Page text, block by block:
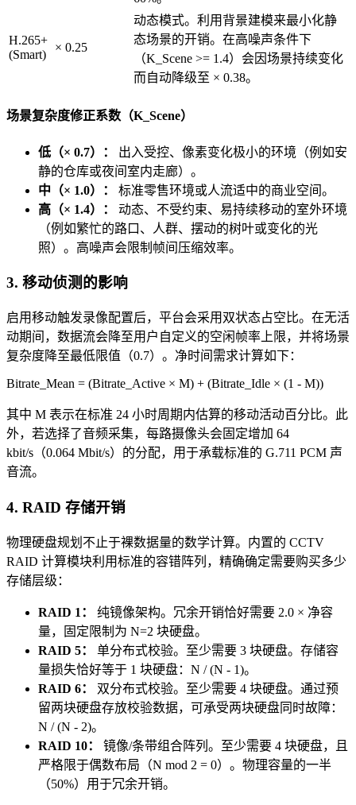
H.265+
(Smart)
× 0.25
动态模式。利用背景建模来最小化静
态场景的开销。在高噪声条件下
（K_Scene >= 1.4）会因场景持续变化
而自动降级至 × 0.38。
场景复杂度修正系数（K_Scene）
低（× 0.7）：
出入受控、像素变化极小的环境（例如安
静的仓库或夜间室内走廊）。
中（× 1.0）：
标准零售环境或人流适中的商业空间。
高（× 1.4）：
动态、不受约束、易持续移动的室外环境
（例如繁忙的路口、人群、摆动的树叶或变化的光
照）。高噪声会限制帧间压缩效率。
3. 移动侦测的影响
启用移动触发录像配置后，平台会采用双状态占空比。在无活
动期间，数据流会降至用户自定义的空闲帧率上限，并将场景
复杂度降至最低限值（0.7）。净时间需求计算如下：
Bitrate_Mean = (Bitrate_Active × M) + (Bitrate_Idle × (1 - M))
其中 M 表示在标准 24 小时周期内估算的移动活动百分比。此
外，若选择了音频采集，每路摄像头会固定增加 64
kbit/s（0.064 Mbit/s）的分配，用于承载标准的 G.711 PCM 声
音流。
4. RAID 存储开销
物理硬盘规划不止于裸数据量的数学计算。内置的 CCTV
RAID 计算模块利用标准的容错阵列，精确确定需要购买多少
存储层级：
RAID 1：
纯镜像架构。冗余开销恰好需要 2.0 × 净容
量，固定限制为 N=2 块硬盘。
RAID 5：
单分布式校验。至少需要 3 块硬盘。存储容
量损失恰好等于 1 块硬盘：N / (N - 1)。
RAID 6：
双分布式校验。至少需要 4 块硬盘。通过预
留两块硬盘存放校验数据，可承受两块硬盘同时故障：
N / (N - 2)。
RAID 10：
镜像/条带组合阵列。至少需要 4 块硬盘，且
严格限于偶数布局（N mod 2 = 0）。物理容量的一半
（50%）用于冗余开销。